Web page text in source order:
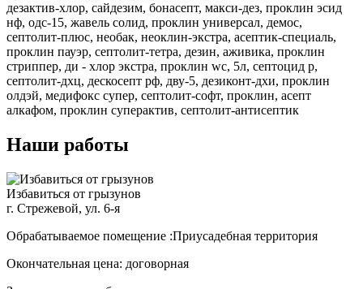
дезактив-хлор, сайдезим, бонасепт, макси-дез, проклин эсид
нф, одс-15, жавель солид, проклин универсал, демос,
септолит-плюс, необак, неоклин-экстра, асептик-специаль,
проклин пауэр, септолит-тетра, дезин, аживика, проклин
стриппер, ди - хлор экстра, проклин wc, 5л, септоцид р,
септолит-дхц, дескосепт рф, дву-5, дезиконт-дхи, проклин
олдэй, медифокс супер, септолит-софт, проклин, асепт
алкафом, проклин суперактив, септолит-антисептик
Наши работы
Избавиться от грызунов
г. Стрежевой, ул. 6-я
Обрабатываемое помещение :Приусадебная территория
Окончательная цена: договорная